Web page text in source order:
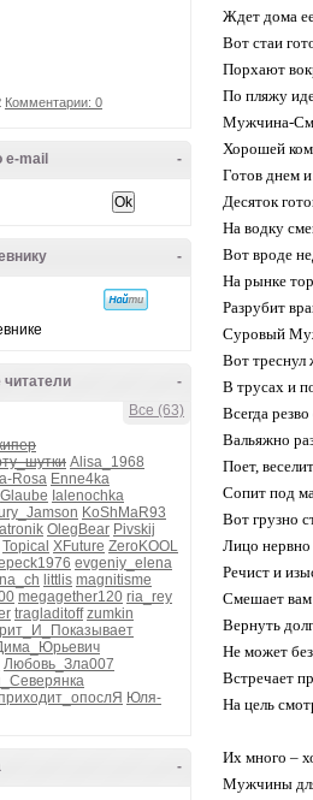
Комментарии: 0
-
e-mail
-
-
Все (63)
Alisa_1968
Rosa Enne4ka
Glaube Ialenochka
KoShMaR93
OlegBear Pivskij
Topical XFuture ZeroKOOL
evgeniy_elena
littlis magnitisme
megagether120 ria_rey
tragladitoff zumkin
Любовь_Зла007
Юля-
-
Ждет дома
Вот стаи
Порхают
По пляжу
Мужчина-
Хорошей
Готов днем
Десяток
На водку
Вот вроде
На рынке
Разрубит
Суровый
Вот треснул
В трусах и
Всегда
Вальяжно
Поет,
Сопит под
Вот грузно
Лицо
Речист и
Смешает
Вернуть
Не может
Встречает
На цель
Их много –
Мужчины